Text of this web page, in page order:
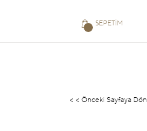
SEPETIM
< < Önceki Sayfaya Dön